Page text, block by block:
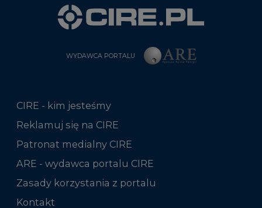
WYDAWCA PORTALU
CIRE - kim jesteśmy
Reklamuj się na CIRE
Patronat medialny CIRE
ARE - wydawca portalu CIRE
Zasady korzystania z portalu
Kontakt